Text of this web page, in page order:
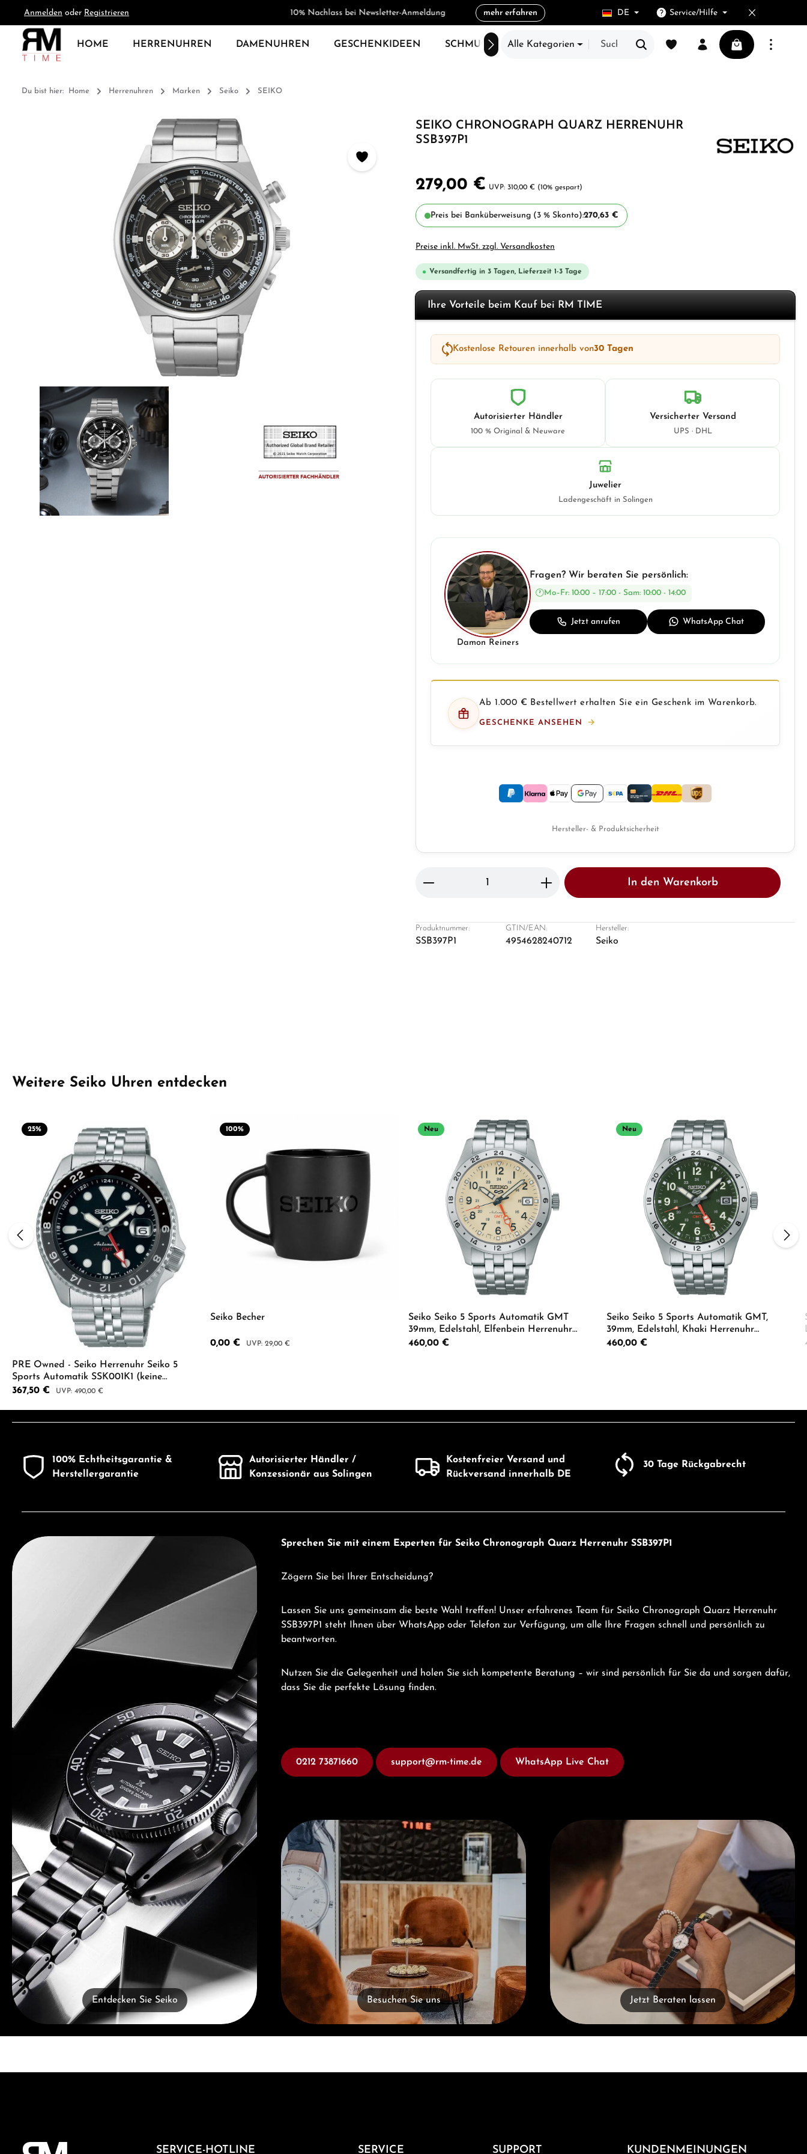
Zur Hauptnavigation springen
Anmelden oder Registrieren 10% Nachlass bei Newsletter-Anmeldung mehr erfahren DE Service/Hilfe
HOME HERRENUHREN DAMENUHREN GESCHENKIDEEN SCHMUCK SALE
Alle Kategorien
Du hast 0 Produkte auf dem
Warenkorb
Du bist hier: Home Herrenuhren Marken Seiko SEIKO
SEIKO CHRONOGRAPH QUARZ HERRENUHR
SSB397P1
279,00 € 310,00 € (10% gespart)
Preis bei Banküberweisung (3 % Skonto):270,63 €
Preise inkl. MwSt. zzgl. Versandkosten
Versandfertig in 3 Tagen, Lieferzeit 1-3 Tage
Ihre Vorteile beim Kauf bei RM TIME
Kostenlose Retouren innerhalb von30 Tagen
Autorisierter Händler
100 % Original & Neuware
Versicherter Versand
UPS · DHL
Juwelier
Ladengeschäft in Solingen
Damon Reiners
Fragen? Wir beraten Sie persönlich:
Mo–Fr: 10:00 – 17:00 - Sam: 10:00 - 14:00
Jetzt anrufen WhatsApp Chat
Ab 1.000 € Bestellwert erhalten Sie ein Geschenk im Warenkorb.
GESCHENKE ANSEHEN
Hersteller- & Produktsicherheit
Produkt Anzahl: Gib den gewünschten Wert ein oder
In den Warenkorb
Produktnummer:
SSB397P1
GTIN/EAN:
4954628240712
Hersteller:
Seiko
Produktgalerie überspringen
Weitere Seiko Uhren entdecken
25%
PRE Owned - Seiko Herrenuhr Seiko 5
Sports Automatik SSK001K1 (keine
Neuware!)
Verkaufspreis:
367,50 € Regulärer Preis:
490,00 €
100%
Seiko Becher
Verkaufspreis:
0,00 € Regulärer Preis:
29,00 €
Neu
Seiko Seiko 5 Sports Automatik GMT
39mm, Edelstahl, Elfenbein Herrenuhr
HDB002K1
Regulärer Preis:
460,00 €
Neu
Seiko Seiko 5 Sports Automatik GMT,
39mm, Edelstahl, Khaki Herrenuhr
HDB001K1
Regulärer Preis:
460,00 €
100% Echtheitsgarantie &
Herstellergarantie
Autorisierter Händler /
Konzessionär aus Solingen
Kostenfreier Versand und
Rückversand innerhalb DE
30 Tage Rückgabrecht
Entdecken Sie Seiko
Entdecken Sie Seiko
Sprechen Sie mit einem Experten für Seiko Chronograph Quarz Herrenuhr SSB397P1
Zögern Sie bei Ihrer Entscheidung?
Lassen Sie uns gemeinsam die beste Wahl treffen! Unser erfahrenes Team für Seiko Chronograph Quarz Herrenuhr
SSB397P1 steht Ihnen über WhatsApp oder Telefon zur Verfügung, um alle Ihre Fragen schnell und persönlich zu
beantworten.
Nutzen Sie die Gelegenheit und holen Sie sich kompetente Beratung – wir sind persönlich für Sie da und sorgen dafür,
dass Sie die perfekte Lösung finden.
0212 73871660 support@rm-time.de WhatsApp Live Chat
Besuchen Sie uns
Besuchen Sie uns
Jetzt Beraten lassen
Jetzt Beraten lassen
SERVICE-HOTLINE SERVICE SUPPORT KUNDENMEINUNGEN